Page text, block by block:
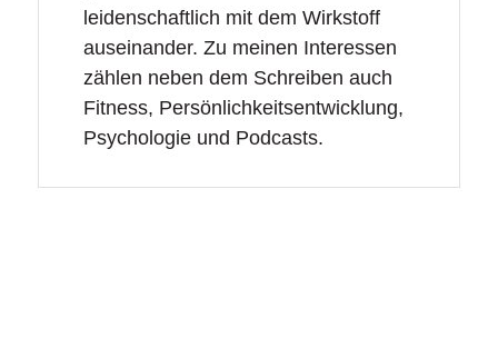
leidenschaftlich mit dem Wirkstoff
auseinander. Zu meinen Interessen
zählen neben dem Schreiben auch
Fitness, Persönlichkeitsentwicklung,
Psychologie und Podcasts.